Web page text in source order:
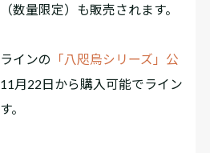
数量限定）も販売されます。
インの
「八咫烏シリーズ」公
月22日から購入可能でライン
。